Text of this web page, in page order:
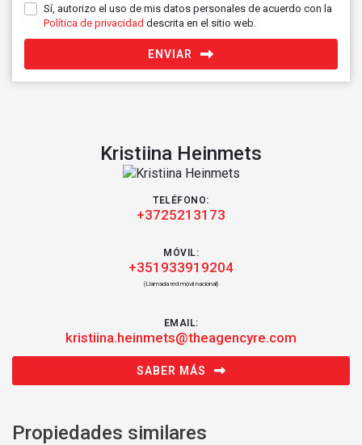
Sí, autorizo el uso de mis datos personales de acuerdo con la
Política de privacidad descrita en el sitio web.
ENVIAR
Kristiina Heinmets
TELÉFONO:
+3725213173
MÓVIL:
+351933919204
(Llamada red móvil nacional)
EMAIL:
kristiina.heinmets@theagencyre.com
SABER MÁS
Propiedades similares